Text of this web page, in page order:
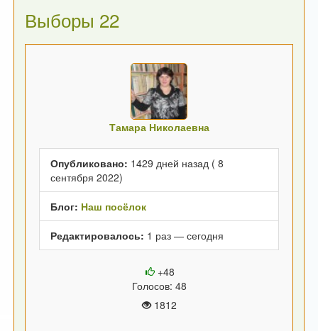
Выборы 22
Тамара Николаевна
Опубликовано: 1429 дней назад ( 8
сентября 2022)
Блог: Наш посёлок
Редактировалось: 1 раз — сегодня
+48
Голосов: 48
1812